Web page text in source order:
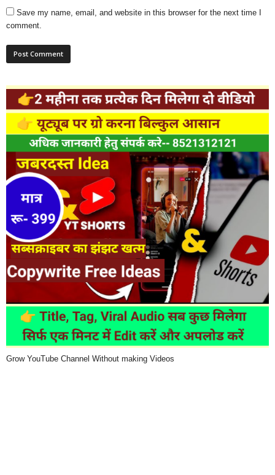
Save my name, email, and website in this browser for the next time I
comment.
Grow YouTube Channel Without making Videos